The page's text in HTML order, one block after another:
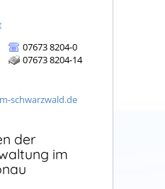
07673 8204-0
07673 8204-14
schwarzwald.de
der
im